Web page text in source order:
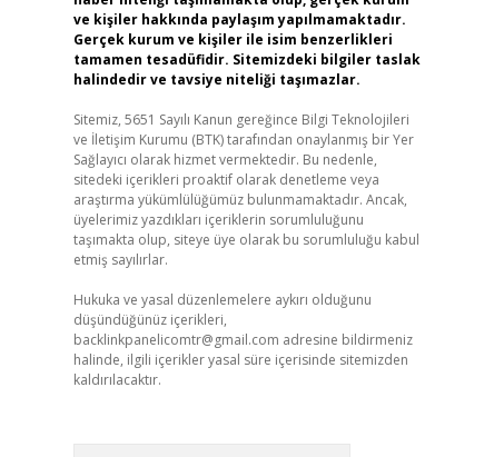
ve kişiler hakkında paylaşım yapılmamaktadır.
Gerçek kurum ve kişiler ile isim benzerlikleri
tamamen tesadüfidir. Sitemizdeki bilgiler taslak
halindedir ve tavsiye niteliği taşımazlar.
Sitemiz, 5651 Sayılı Kanun gereğince Bilgi Teknolojileri
ve İletişim Kurumu (BTK) tarafından onaylanmış bir Yer
Sağlayıcı olarak hizmet vermektedir. Bu nedenle,
sitedeki içerikleri proaktif olarak denetleme veya
araştırma yükümlülüğümüz bulunmamaktadır. Ancak,
üyelerimiz yazdıkları içeriklerin sorumluluğunu
taşımakta olup, siteye üye olarak bu sorumluluğu kabul
etmiş sayılırlar.
Hukuka ve yasal düzenlemelere aykırı olduğunu
düşündüğünüz içerikleri,
backlinkpanelicomtr@gmail.com adresine bildirmeniz
halinde, ilgili içerikler yasal süre içerisinde sitemizden
kaldırılacaktır.